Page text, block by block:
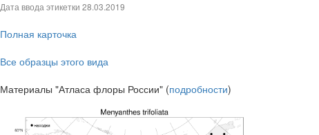
Дата ввода этикетки 28.03.2019
Полная карточка
Все образцы этого вида
Материалы "Атласа флоры России" (подробности)